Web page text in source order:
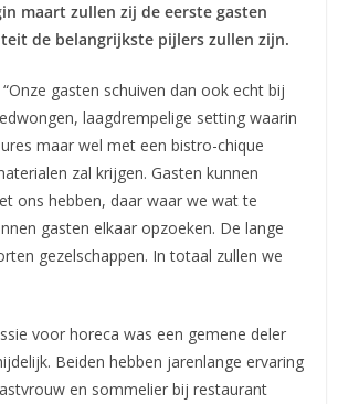
maart zullen zij de eerste gasten
de belangrijkste pijlers zullen zijn.
gasten schuiven dan ook echt bij
laagdrempelige setting waarin
maar wel met een bistro-chique
zal krijgen. Gasten kunnen
ons hebben, daar waar we wat te
gasten elkaar opzoeken. De lange
gezelschappen. In totaal zullen we
voor horeca was een gemene deler
Beiden hebben jarenlange ervaring
en sommelier bij restaurant